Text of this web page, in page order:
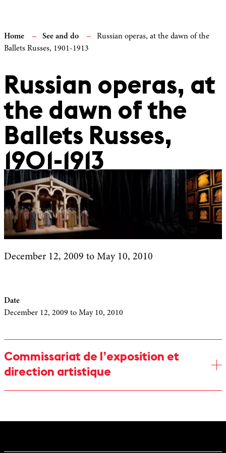
Home See and do
Russian operas, at the dawn of the
Ballets Russes, 1901-1913
Russian operas, at
the dawn of the
Ballets Russes,
1901-1913
December 12, 2009 to May 10, 2010
Date
December 12, 2009 to May 10, 2010
Commissariat de l’exposition et
direction artistique
Commissaire